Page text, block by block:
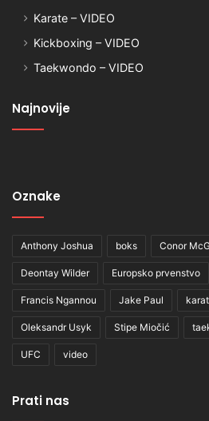
Karate – VIDEO
Kickboxing – VIDEO
Taekwondo – VIDEO
Najnovije
Oznake
Anthony Joshua boks Conor
Deontay Wilder Europsko prvenstvo
Francis Ngannou Jake Paul
Oleksandr Usyk Stipe Miočić
UFC video
Prati nas